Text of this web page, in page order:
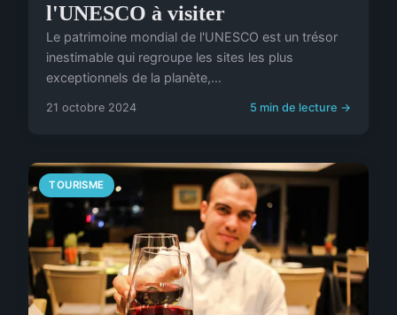
l'UNESCO à visiter
Le patrimoine mondial de l'UNESCO est un trésor
inestimable qui regroupe les sites les plus
exceptionnels de la planète,...
21 octobre 2024 5 min de lecture →
TOURISME